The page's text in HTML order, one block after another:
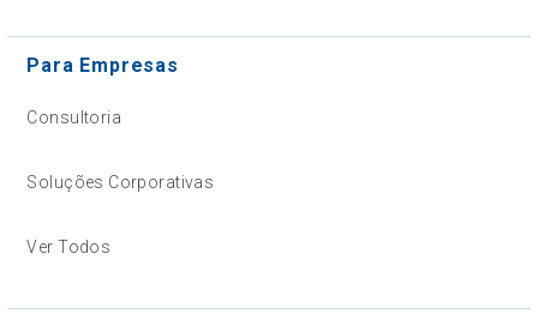
Para Empresas
Consultoria
Soluções Corporativas
Ver Todos